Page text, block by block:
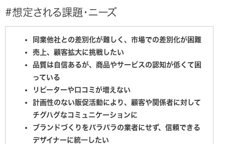
#想定される課題・ニーズ
同業他社との差別化が難しく、市場での差別化が困難
売上、顧客拡大に挑戦したい
品質は自信あるが、商品やサービスの認知が低くて困
っている
リピーターや口コミが増えない
計画性のない販促活動により、顧客や関係者に対して
チグハグなコミュニケーションに
ブランドづくりをバラバラの業者にせず、信頼できる
デザイナーに統一したい